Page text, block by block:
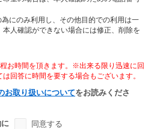
にのみ利用し、その他目的での利用は一
人確認ができない場合には修正、削除を
お時間を頂きます。※出来る限り迅速に回
回答に時間を要する場合もございます。
お取り扱いについてをお読みくださ
同意する